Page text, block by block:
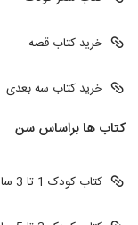
خرید کتاب قصه
خرید کتاب سه بعدی
کتاب ها براساس سن
کتاب کودک 1 تا 3 سال